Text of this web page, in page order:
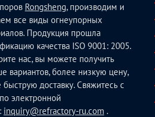
Rongsheng, производим и
все виды огнеупорных
Продукция прошла
качества ISO 9001: 2005.
нас, вы можете получить
вариантов, более низкую цену,
доставку. Свяжитесь с
электронной
inquiry@refractory-ru.com .